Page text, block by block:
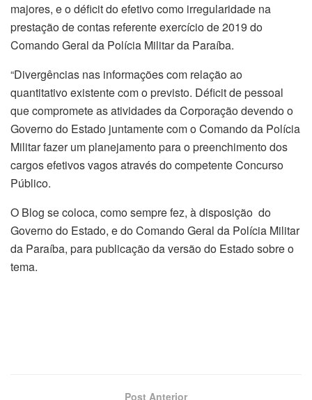
majores, e o déficit do efetivo como irregularidade na
prestação de contas referente exercício de 2019 do
Comando Geral da Polícia Militar da Paraíba.
“Divergências nas informações com relação ao
quantitativo existente com o previsto. Déficit de pessoal
que compromete as atividades da Corporação devendo o
Governo do Estado juntamente com o Comando da Polícia
Militar fazer um planejamento para o preenchimento dos
cargos efetivos vagos através do competente Concurso
Público.
O Blog se coloca, como sempre fez, à disposição do
Governo do Estado, e do Comando Geral da Polícia Militar
da Paraíba, para publicação da versão do Estado sobre o
tema.
Post Anterior